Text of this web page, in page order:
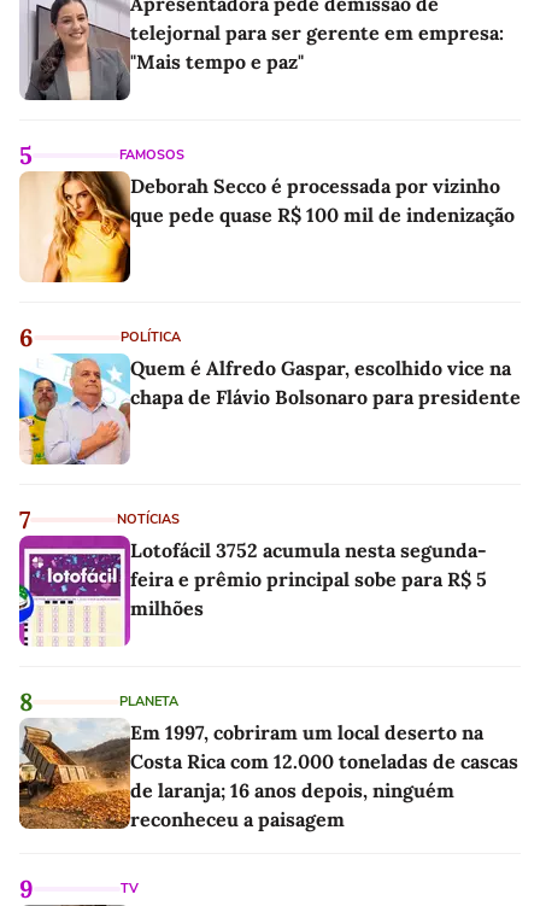
telejornal para ser gerente em empresa:
"Mais tempo e paz"
5 FAMOSOS
Deborah Secco é processada por vizinho
que pede quase R$ 100 mil de indenização
6 POLÍTICA
Quem é Alfredo Gaspar, escolhido vice na
chapa de Flávio Bolsonaro para presidente
7 NOTÍCIAS
Lotofácil 3752 acumula nesta segunda-
feira e prêmio principal sobe para R$ 5
milhões
8 PLANETA
Em 1997, cobriram um local deserto na
Costa Rica com 12.000 toneladas de cascas
de laranja; 16 anos depois, ninguém
reconheceu a paisagem
9 TV